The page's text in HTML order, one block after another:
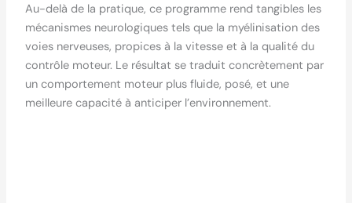
Au-delà de la pratique, ce programme rend tangibles les
mécanismes neurologiques tels que la myélinisation des
voies nerveuses, propices à la vitesse et à la qualité du
contrôle moteur. Le résultat se traduit concrètement par
un comportement moteur plus fluide, posé, et une
meilleure capacité à anticiper l’environnement.